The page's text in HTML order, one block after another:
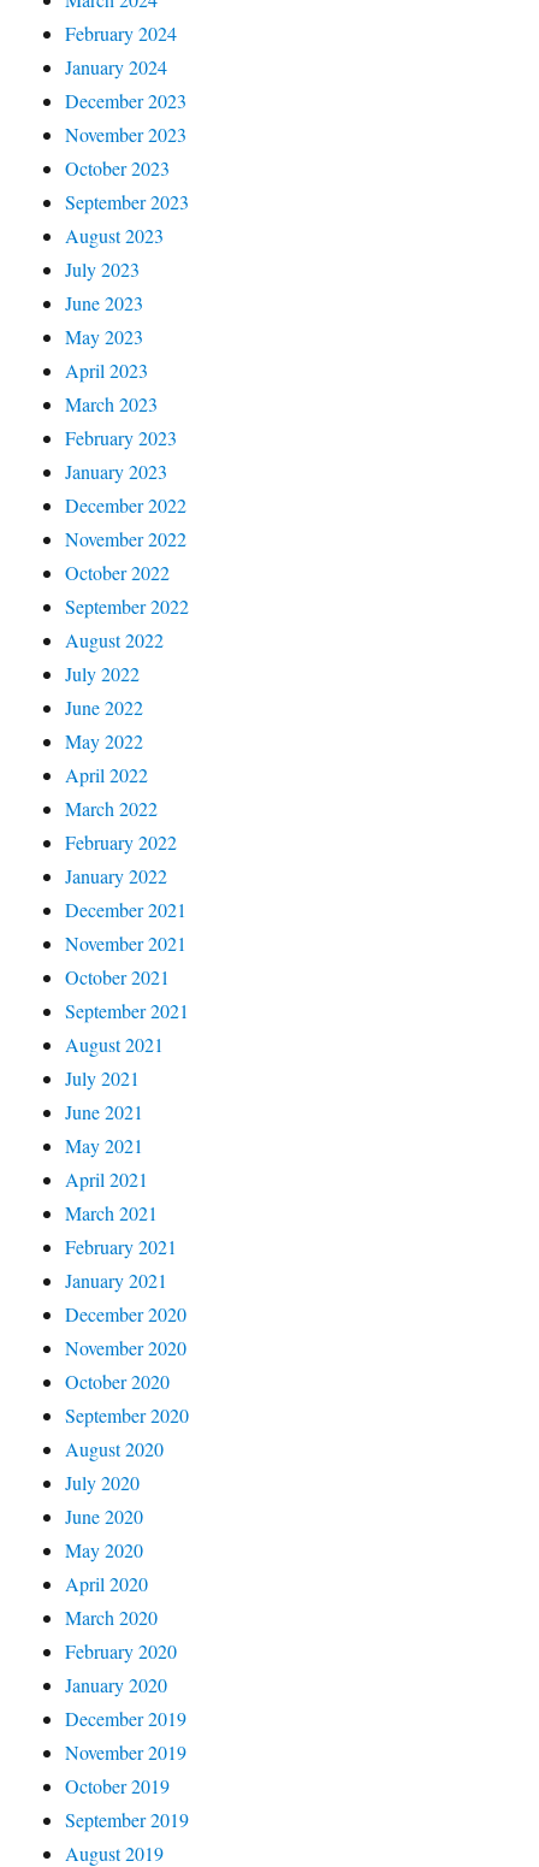
February 2024
January 2024
December 2023
November 2023
October 2023
September 2023
August 2023
July 2023
June 2023
May 2023
April 2023
March 2023
February 2023
January 2023
December 2022
November 2022
October 2022
September 2022
August 2022
July 2022
June 2022
May 2022
April 2022
March 2022
February 2022
January 2022
December 2021
November 2021
October 2021
September 2021
August 2021
July 2021
June 2021
May 2021
April 2021
March 2021
February 2021
January 2021
December 2020
November 2020
October 2020
September 2020
August 2020
July 2020
June 2020
May 2020
April 2020
March 2020
February 2020
January 2020
December 2019
November 2019
October 2019
September 2019
August 2019